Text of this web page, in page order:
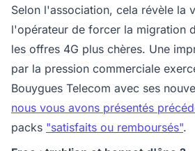
Selon l'association, cela révèle la
l'opérateur de forcer la migration
les offres 4G plus chères. Une
par la pression commerciale
Bouygues Telecom avec ses
nous vous avons présentés
packs "satisfaits ou remboursés".